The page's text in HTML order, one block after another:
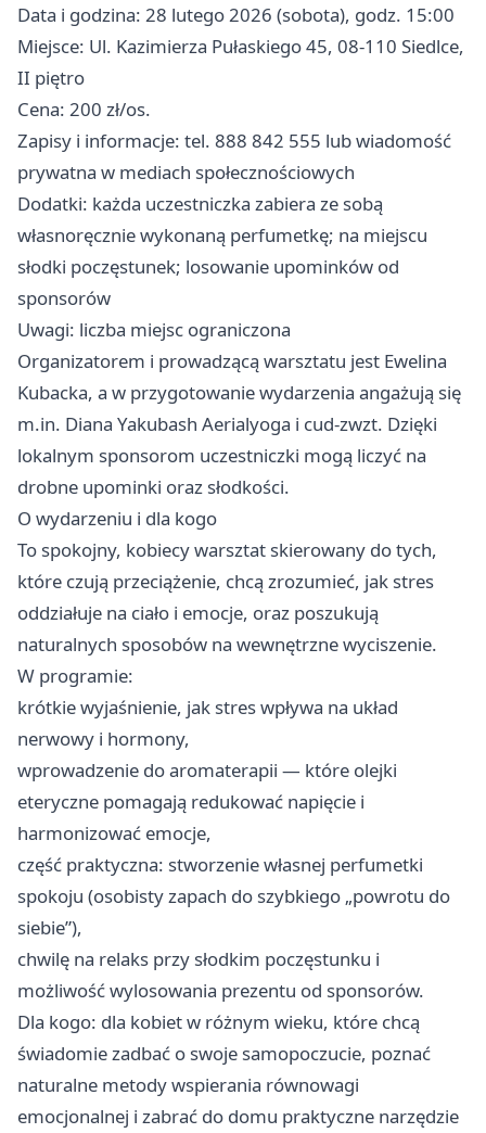
Data i godzina: 28 lutego 2026 (sobota), godz. 15:00
Miejsce: Ul. Kazimierza Pułaskiego 45, 08-110 Siedlce,
II piętro
Cena: 200 zł/os.
Zapisy i informacje: tel. 888 842 555 lub wiadomość
prywatna w mediach społecznościowych
Dodatki: każda uczestniczka zabiera ze sobą
własnoręcznie wykonaną perfumetkę; na miejscu
słodki poczęstunek; losowanie upominków od
sponsorów
Uwagi: liczba miejsc ograniczona
Organizatorem i prowadzącą warsztatu jest Ewelina
Kubacka, a w przygotowanie wydarzenia angażują się
m.in. Diana Yakubash Aerialyoga i cud-zwzt. Dzięki
lokalnym sponsorom uczestniczki mogą liczyć na
drobne upominki oraz słodkości.
O wydarzeniu i dla kogo
To spokojny, kobiecy warsztat skierowany do tych,
które czują przeciążenie, chcą zrozumieć, jak stres
oddziałuje na ciało i emocje, oraz poszukują
naturalnych sposobów na wewnętrzne wyciszenie.
W programie:
krótkie wyjaśnienie, jak stres wpływa na układ
nerwowy i hormony,
wprowadzenie do aromaterapii — które olejki
eteryczne pomagają redukować napięcie i
harmonizować emocje,
część praktyczna: stworzenie własnej perfumetki
spokoju (osobisty zapach do szybkiego „powrotu do
siebie”),
chwilę na relaks przy słodkim poczęstunku i
możliwość wylosowania prezentu od sponsorów.
Dla kogo: dla kobiet w różnym wieku, które chcą
świadomie zadbać o swoje samopoczucie, poznać
naturalne metody wspierania równowagi
emocjonalnej i zabrać do domu praktyczne narzędzie